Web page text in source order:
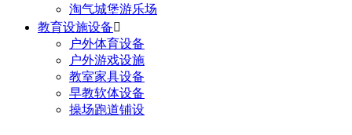
淘气城堡游乐场
教育设施设备
户外体育设备
户外游戏设施
教室家具设备
早教软体设备
操场跑道铺设